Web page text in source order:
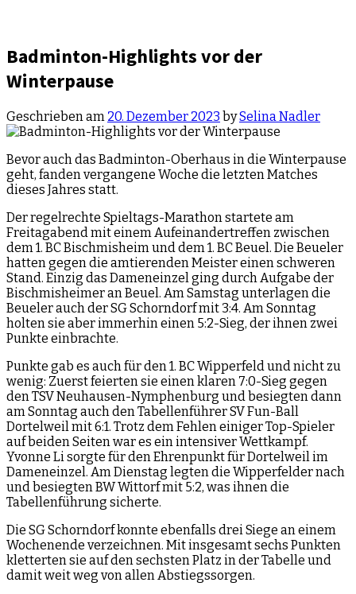
Badminton-Highlights vor der
Winterpause
Geschrieben am 20. Dezember 2023 bySelina Nadler
Bevor auch das Badminton-Oberhaus in die Winterpause
geht, fanden vergangene Woche die letzten Matches
dieses Jahres statt.
Der regelrechte Spieltags-Marathon startete am
Freitagabend mit einem Aufeinandertreffen zwischen
dem 1. BC Bischmisheim und dem 1. BC Beuel. Die Beueler
hatten gegen die amtierenden Meister einen schweren
Stand. Einzig das Dameneinzel ging durch Aufgabe der
Bischmisheimer an Beuel. Am Samstag unterlagen die
Beueler auch der SG Schorndorf mit 3:4. Am Sonntag
holten sie aber immerhin einen 5:2-Sieg, der ihnen zwei
Punkte einbrachte.
Punkte gab es auch für den 1. BC Wipperfeld und nicht zu
wenig: Zuerst feierten sie einen klaren 7:0-Sieg gegen
den TSV Neuhausen-Nymphenburg und besiegten dann
am Sonntag auch den Tabellenführer SV Fun-Ball
Dortelweil mit 6:1. Trotz dem Fehlen einiger Top-Spieler
auf beiden Seiten war es ein intensiver Wettkampf.
Yvonne Li sorgte für den Ehrenpunkt für Dortelweil im
Dameneinzel. Am Dienstag legten die Wipperfelder nach
und besiegten BW Wittorf mit 5:2, was ihnen die
Tabellenführung sicherte.
Die SG Schorndorf konnte ebenfalls drei Siege an einem
Wochenende verzeichnen. Mit insgesamt sechs Punkten
kletterten sie auf den sechsten Platz in der Tabelle und
damit weit weg von allen Abstiegssorgen.